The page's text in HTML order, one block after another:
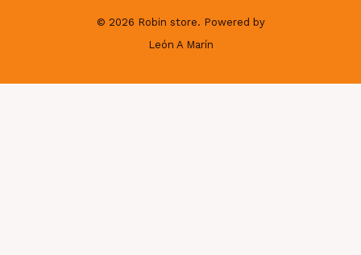
© 2026 Robin store. Powered by
León A Marín